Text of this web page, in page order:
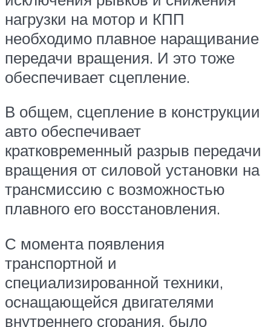
нагрузки на мотор и КПП
необходимо плавное наращивание
передачи вращения. И это тоже
обеспечивает сцепление.
В общем, сцепление в конструкции
авто обеспечивает
кратковременный разрыв передачи
вращения от силовой установки на
трансмиссию с возможностью
плавного его восстановления.
С момента появления
транспортной и
специализированной техники,
оснащающейся двигателями
внутреннего сгорания, было